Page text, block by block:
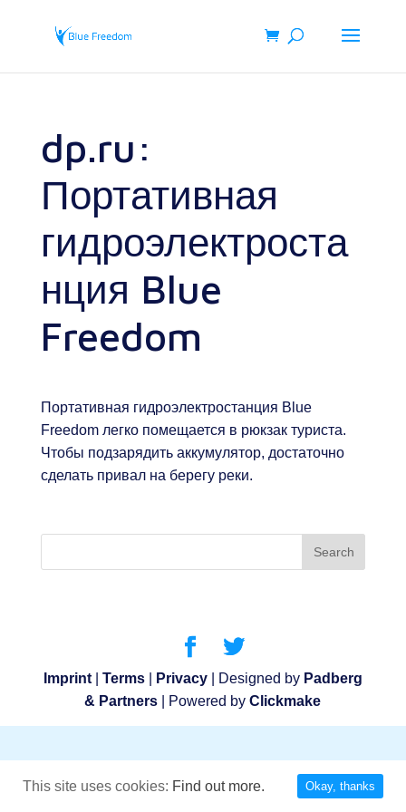
dp.ru:
Портативная
гидроэлектроста
нция Blue
Freedom
Портативная гидроэлектростанция Blue
Freedom легко помещается в рюкзак туриста.
Чтобы подзарядить аккумулятор, достаточно
сделать привал на берегу реки.
Imprint| Terms| Privacy| Designed by Padberg
& Partners | Powered byClickmake
This site uses cookies: Find out more. Okay, thanks